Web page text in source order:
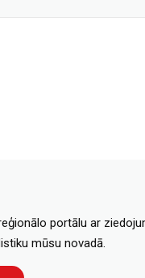
portālu ar
mūsu novadā.